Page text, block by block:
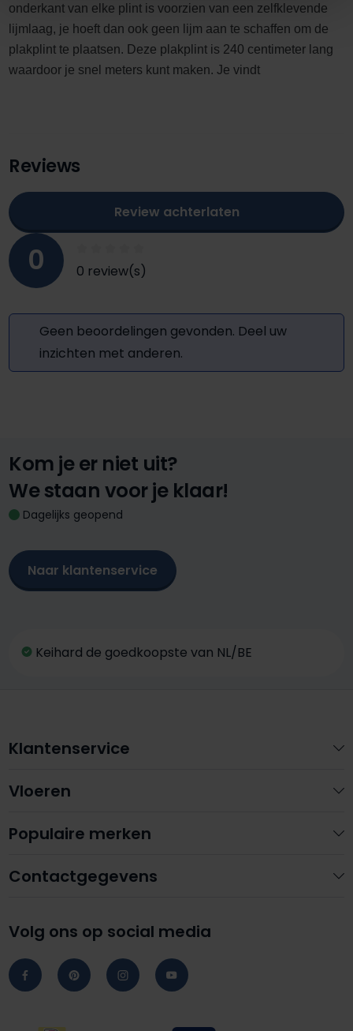
onderkant van elke plint is voorzien van een zelfklevende
lijmlaag, je hoeft dan ook geen lijm aan te schaffen om de
plakplint te plaatsen. Deze plakplint is 240 centimeter lang
waardoor je snel meters kunt maken. Je vindt
Reviews
0 0 review(s)
Review achterlaten
Geen beoordelingen gevonden. Deel uw
inzichten met anderen.
Kom je er niet uit?
We staan voor je klaar!
Dagelijks geopend
Naar klantenservice
Keihard de goedkoopste van NL/BE
Contactgegevens
Volg ons op social media
Klantenservice
Vloeren
Populaire merken